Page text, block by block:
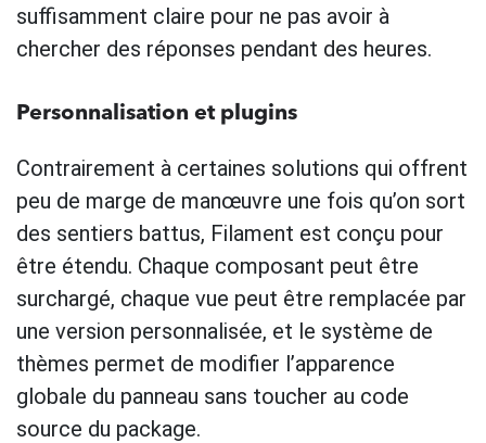
suffisamment claire pour ne pas avoir à
chercher des réponses pendant des heures.
Personnalisation et plugins
Contrairement à certaines solutions qui offrent
peu de marge de manœuvre une fois qu’on sort
des sentiers battus, Filament est conçu pour
être étendu. Chaque composant peut être
surchargé, chaque vue peut être remplacée par
une version personnalisée, et le système de
thèmes permet de modifier l’apparence
globale du panneau sans toucher au code
source du package.